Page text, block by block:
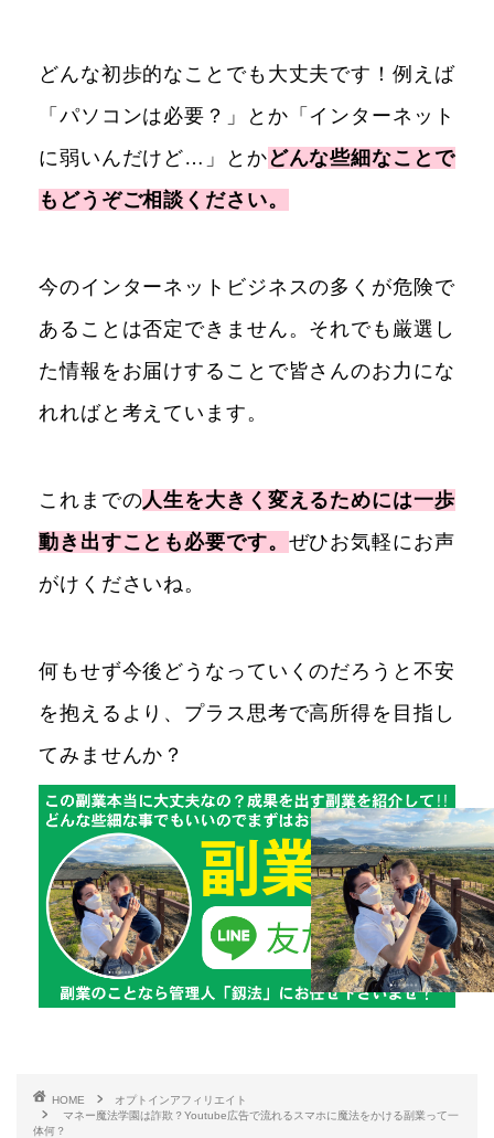
どんな初歩的なことでも大丈夫です！例えば
「パソコンは必要？」とか「インターネット
に弱いんだけど…」とかどんな些細なことで
もどうぞご相談ください。
今のインターネットビジネスの多くが危険で
あることは否定できません。それでも厳選し
た情報をお届けすることで皆さんのお力にな
れればと考えています。
これまでの人生を大きく変えるためには一歩
動き出すことも必要です。 ぜひお気軽にお声
がけくださいね。
何もせず今後どうなっていくのだろうと不安
を抱えるより、プラス思考で高所得を目指し
てみませんか？
HOME
オプトインアフィリエイト
マネー魔法学園は詐欺？Youtube広告で流れるスマホに魔法をかける副業って一
体何？